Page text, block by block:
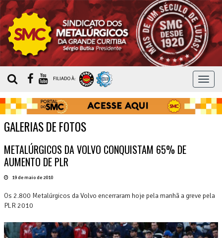
MENU
FILIADO À:
GALERIAS DE FOTOS
METALÚRGICOS DA VOLVO CONQUISTAM 65% DE
AUMENTO DE PLR
19 de maio de 2010
Os 2.800 Metalúrgicos da Volvo encerraram hoje pela manhã a greve pela
PLR 2010